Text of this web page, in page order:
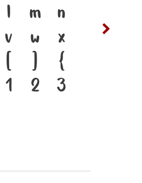
l m
n
v w
x
[ ]
{
1 2
3
ง คือ
ตัวตนของ
ห